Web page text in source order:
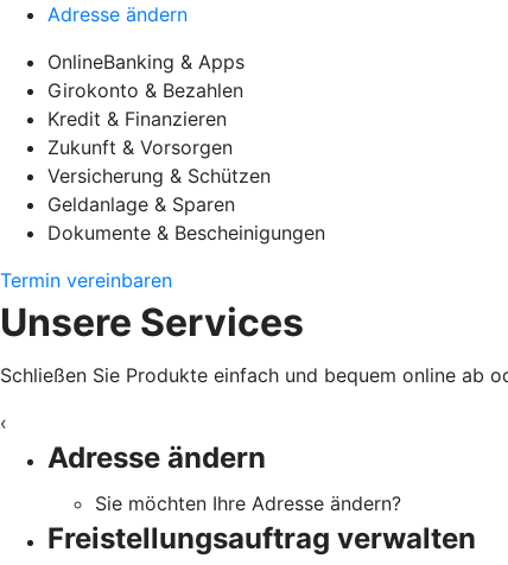
Adresse ändern
OnlineBanking & Apps
Girokonto & Bezahlen
Kredit & Finanzieren
Zukunft & Vorsorgen
Versicherung & Schützen
Geldanlage & Sparen
Dokumente & Bescheinigungen
Termin vereinbaren
Unsere Services
Schließen Sie Produkte einfach und bequem online ab
‹
Adresse ändern
Sie möchten Ihre Adresse ändern?
Freistellungsauftrag verwalten